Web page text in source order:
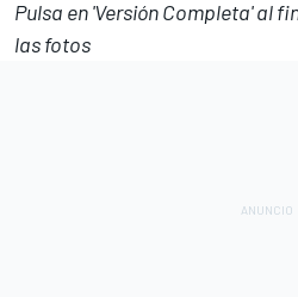
Pulsa en 'Versión Completa' al
las fotos